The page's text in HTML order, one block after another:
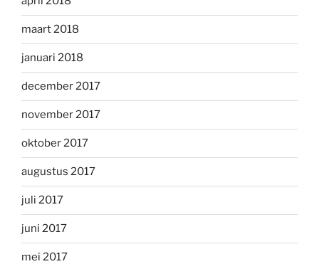
maart 2018
januari 2018
december 2017
november 2017
oktober 2017
augustus 2017
juli 2017
juni 2017
mei 2017